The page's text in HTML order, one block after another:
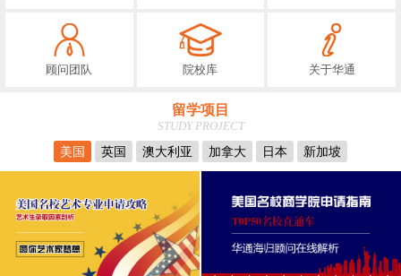
顾问团队 院校库 关于华通
留学项目
STUDY PROJECT
美国
英国 澳大利亚 加拿大 日本 新加坡